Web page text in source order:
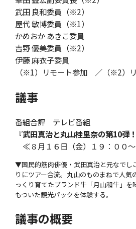
武田 良和委員（※2）
屋代 敏博委員（※1）
かめおか あきこ委員
吉野 優美委員（※2）
伊藤 麻衣子委員
（※1）リモート参加 ／（※2）
議事
番組合評 テレビ番組
『武田真治と丸山桂里奈の第10弾
≪８月１６日（金）１９：００
▼国民的筋肉俳優・武田真治と元なでし
りにツアー合流。丸山のものまねで人
っくり育てたブランド牛「月山和牛」
もついた観光パックを体験する。
議事の概要